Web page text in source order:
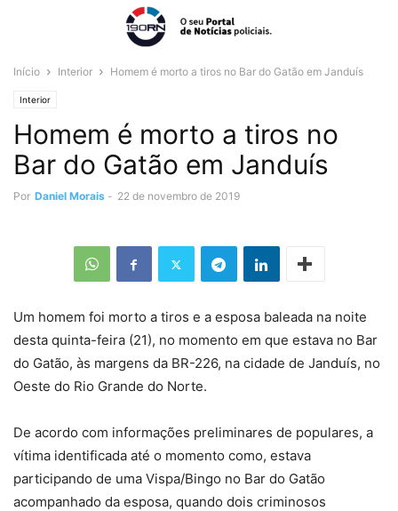
Início Interior Homem é morto a tiros no Bar do Gatão em Janduís
Interior
Homem é morto a tiros no
Bar do Gatão em Janduís
Por Daniel Morais - 22 de novembro de 2019
Um homem foi morto a tiros e a esposa baleada na noite
desta quinta-feira (21), no momento em que estava no Bar
do Gatão, às margens da BR-226, na cidade de Janduís, no
Oeste do Rio Grande do Norte.
De acordo com informações preliminares de populares, a
vítima identificada até o momento como, estava
participando de uma Vispa/Bingo no Bar do Gatão
acompanhado da esposa, quando dois criminosos